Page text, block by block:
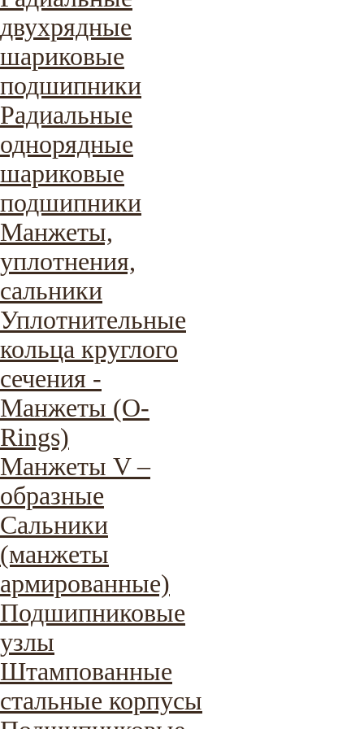
двухрядные
шариковые
подшипники
Радиальные
однорядные
шариковые
подшипники
Манжеты,
уплотнения,
сальники
Уплотнительные
кольца круглого
сечения -
Манжеты (O-
Rings)
Манжеты V –
образные
Сальники
(манжеты
армированные)
Подшипниковые
узлы
Штампованные
стальные корпусы